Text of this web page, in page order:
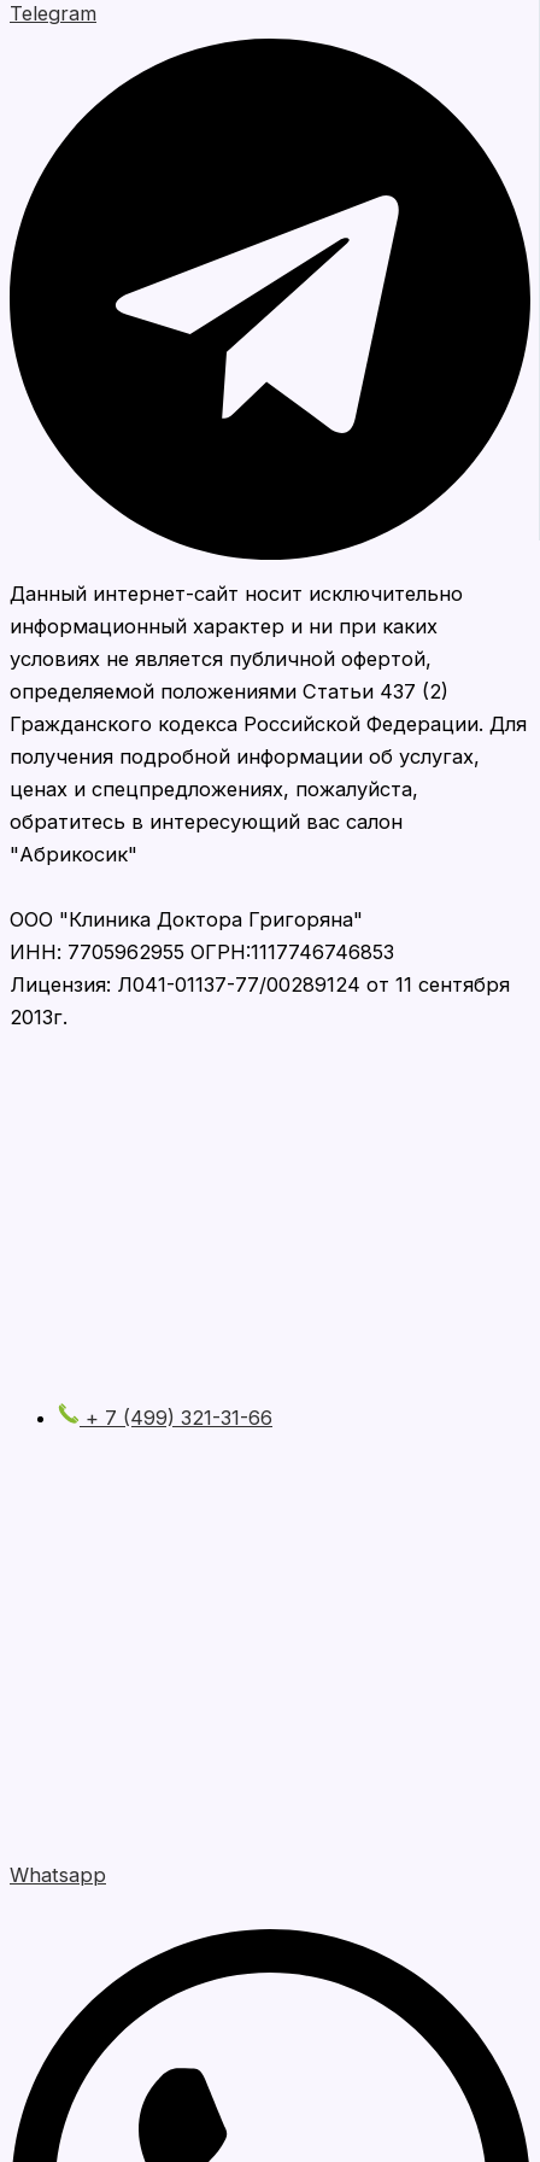
Telegram
Данный интернет-сайт носит исключительно
информационный характер и ни при каких
условиях не является публичной офертой,
определяемой положениями Статьи 437 (2)
Гражданского кодекса Российской Федерации. Для
получения подробной информации об услугах,
ценах и спецпредложениях, пожалуйста,
обратитесь в интересующий вас салон
"Абрикосик"
ООО "Клиника Доктора Григоряна"
ИНН: 7705962955 ОГРН:1117746746853
Лицензия: Л041-01137-77/00289124 от 11 сентября
2013г.
+ 7 (499) 321-31-66
Whatsapp